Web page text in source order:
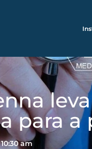
para a
10:30 am